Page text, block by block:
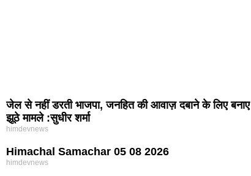
जेल से नहीं डरती भाजपा, जनहित की आवाज़ दबाने के लिए
झूठे मामले :सुधीर शर्मा
himdevnews
Himachal Samachar 05 08 2026
himdevnews